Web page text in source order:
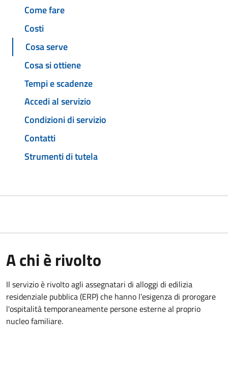
Come fare
Costi
Cosa serve
Cosa si ottiene
Tempi e scadenze
Accedi al servizio
Condizioni di servizio
Contatti
Strumenti di tutela
A chi è rivolto
Il servizio è rivolto agli assegnatari di alloggi di edilizia
residenziale pubblica (ERP) che hanno l’esigenza di prorogare
l'ospitalità temporaneamente persone esterne al proprio
nucleo familiare.